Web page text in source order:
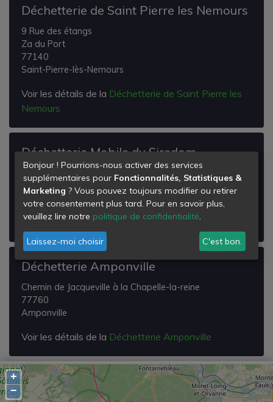
Déchetterie de Saint Pierre les Nemours
9 Rue des étangs
Za du Port
77140
Saint-Pierre-lès-Nemours
Voir les détails de la Déchetterie de Saint Pierre les
Nemours
Déchetterie Mobile du Siredom
Siredom
77890
Arville
Voir les détails de laDéchetterie Mobile du Siredom
Déchetterie Amponville
Chemin de Jacqueville à la Chapelle-la-reine
77760
Amponville
Voir les détails de la Déchetterie Amponville
+
−
Bonjour ! Pourrions-nous activer des services
supplémentaires pour Fonctionnalités, Statistiques &
Marketing ? Vous pouvez toujours modifier ou retirer
votre consentement plus tard. Pour en savoir plus,
veuillez lire notre politique de confidentialité.
Laissez-moi choisir C'est bon.